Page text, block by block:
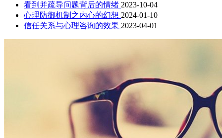
看到并疏导问题背后的情绪 2023-10-04
心理防御机制之内心的幻想 2024-01-10
信任关系与心理咨询的效果 2023-04-01